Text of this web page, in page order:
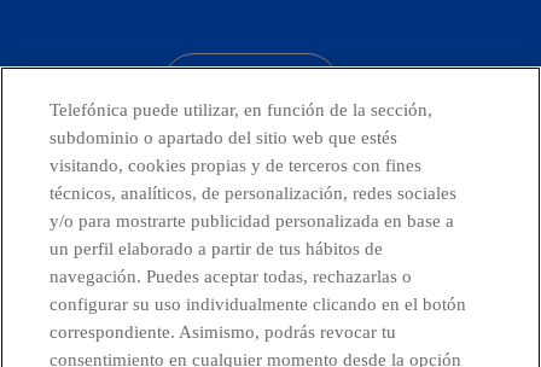
Telefónica en redes sociales
Canal de Denuncias
Centro Global Transparencia
Telefónica puede utilizar, en función de la sección,
subdominio o apartado del sitio web que estés
visitando, cookies propias y de terceros con fines
técnicos, analíticos, de personalización, redes sociales
y/o para mostrarte publicidad personalizada en base a
un perfil elaborado a partir de tus hábitos de
navegación. Puedes aceptar todas, rechazarlas o
configurar su uso individualmente clicando en el botón
correspondiente. Asimismo, podrás revocar tu
consentimiento en cualquier momento desde la opción